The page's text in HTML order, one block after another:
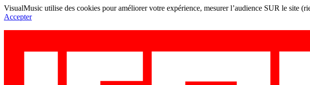
VisualMusic utilise des cookies pour améliorer votre expérience, mesurer l’audience SUR le site
Accepter